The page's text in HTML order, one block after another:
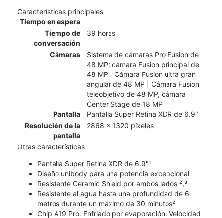
Características principales
Tiempo en espera
Tiempo de
conversación
39 horas
Cámaras
Sistema de cámaras Pro Fusion de
48 MP: cámara Fusion principal de
48 MP | Cámara Fusion ultra gran
angular de 48 MP | Cámara Fusion
teleobjetivo de 48 MP, cámara
Center Stage de 18 MP
Pantalla
Pantalla Super Retina XDR de 6.9"
Resolución de la
pantalla
2868 x 1320 píxeles
Otras características
Pantalla Super Retina XDR de 6.9"¹
Diseño unibody para una potencia excepcional
Resistente Ceramic Shield por ambos lados ²,³
Resistente al agua hasta una profundidad de 6
metros durante un máximo de 30 minutos²
Chip A19 Pro. Enfriado por evaporación. Velocidad